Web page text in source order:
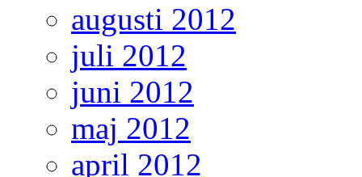
augusti 2012
juli 2012
juni 2012
maj 2012
april 2012